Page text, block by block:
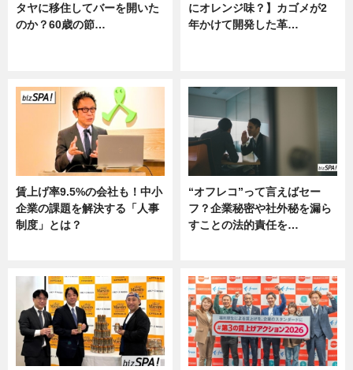
タヤに移住してバーを開いた
のか？60歳の節…
にオレンジ味？】カゴメが2
年かけて開発した革…
賃上げ率9.5%の会社も！中小
企業の課題を解決する「人事
制度」とは？
“オフレコ”って言えばセー
フ？企業秘密や社外秘を漏ら
すことの法的責任を…